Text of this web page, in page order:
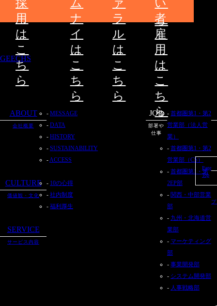
ち
ら
採
用
は
こ
ち
ら
ム
ナ
イ
は
こ
ち
ら
ァ
ラ
ル
は
こ
ち
ら
い
者
雇
用
は
こ
ち
ら
GEECHS
ABOUT
会社概要
MESSAGE
DATA
HISTORY
SUSTAINABILITY
ACCESS
CULTURE
価値観・文化
10の心得
社内制度
福利厚生
SERVICE
サービス内容
JOB
部署や
仕事
首都圏第1・第2
営業部（法人営
業）
首都圏第1・第2
営業部（CS）
首都圏第1・第
2EP部
関西・中部営業
部
九州・北海道営
業部
マーケティング
部
事業開発部
システム開発部
人事戦略部
Page
Top